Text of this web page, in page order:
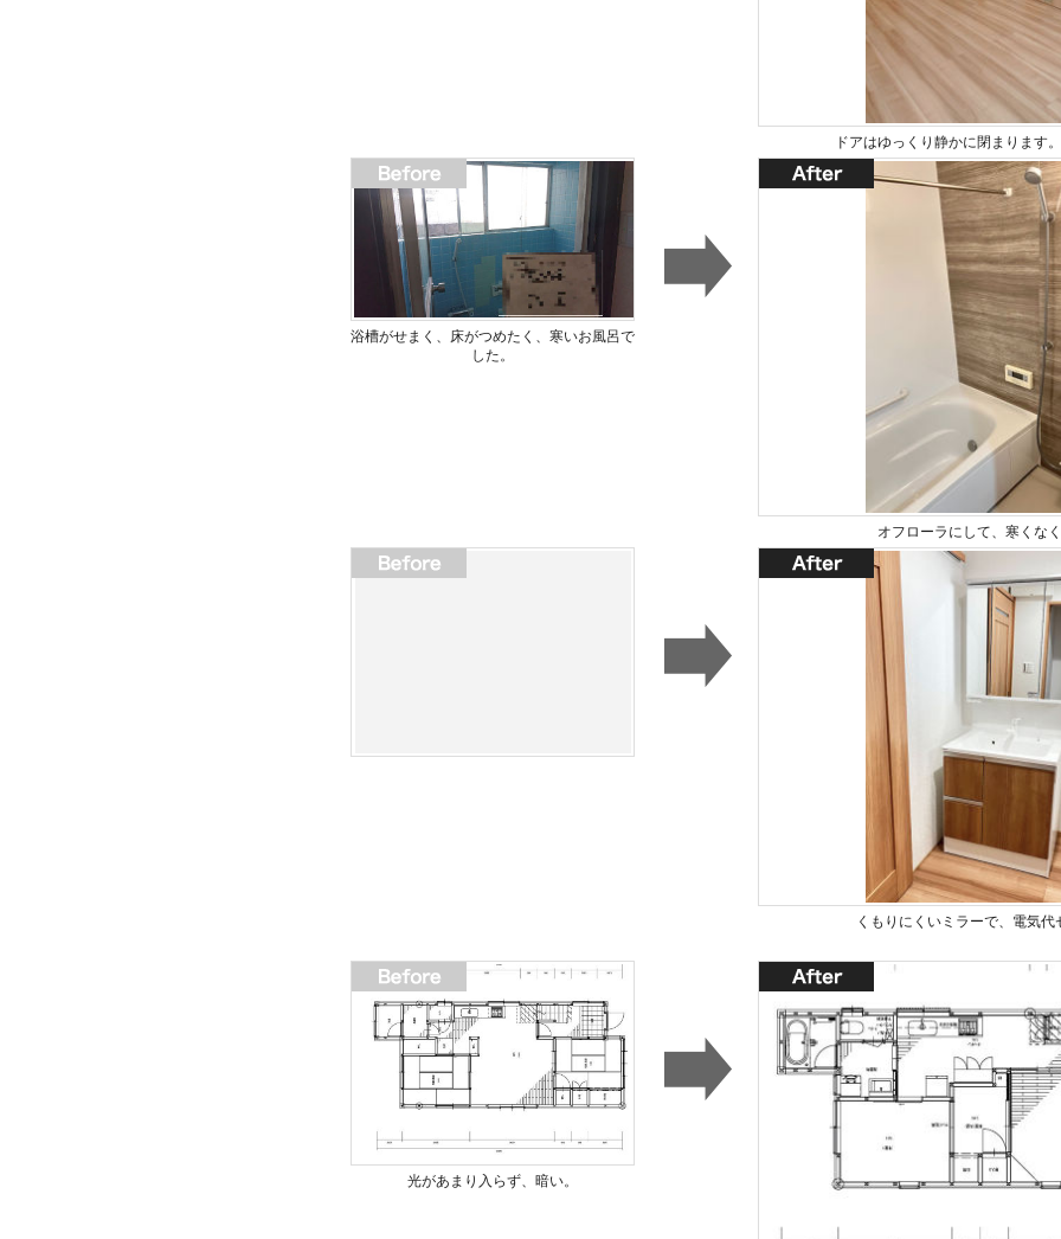
ドアはゆっくり静かに閉まります
浴槽がせまく、床がつめたく、寒いお風呂で
した。
オフローラにして、寒くな
くもりにくいミラーで、電気代
光があまり入らず、暗い。